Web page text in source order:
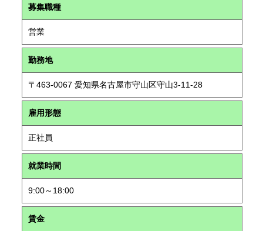
募集職種
営業
勤務地
〒463-0067 愛知県名古屋市守山区守山3-11-28
雇用形態
正社員
就業時間
9:00～18:00
賃金